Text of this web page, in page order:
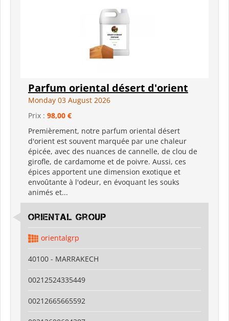
Parfum oriental désert d'orient
Monday 03 August 2026
Prix : 98,00 €
Premièrement, notre parfum oriental désert
d'orient est souvent marquée par une chaleur
épicée, avec des nuances de cannelle, de clou de
girofle, de cardamome et de poivre. Aussi, ces
épices apportent une dimension exotique et
envoûtante à l'odeur, en évoquant les souks
animés et...
Oriental Group
orientalgrp
40100 - MARRAKECH
00212524335449
00212665665592